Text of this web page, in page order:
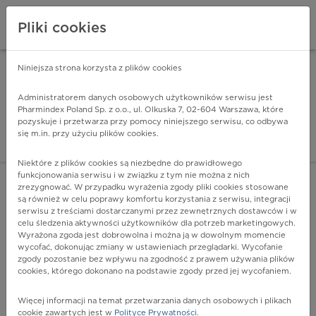
Pharmindex - lider
ZALOGUJ SIĘ
P28.4 - Inny bezdech u noworodka
Więcej na lekiicd10.pl
Pliki cookies
Niniejsza strona korzysta z plików cookies
Administratorem danych osobowych użytkowników serwisu jest
Pharmindex Poland Sp. z o.o., ul. Olkuska 7, 02-604 Warszawa, które
pozyskuje i przetwarza przy pomocy niniejszego serwisu, co odbywa
się m.in. przy użyciu plików cookies.
Niektóre z plików cookies są niezbędne do prawidłowego
funkcjonowania serwisu i w związku z tym nie można z nich
zrezygnować. W przypadku wyrażenia zgody pliki cookies stosowane
są również w celu poprawy komfortu korzystania z serwisu, integracji
serwisu z treściami dostarczanymi przez zewnętrznych dostawców i w
celu śledzenia aktywności użytkowników dla potrzeb marketingowych.
Wyrażona zgoda jest dobrowolna i można ją w dowolnym momencie
wycofać, dokonując zmiany w ustawieniach przeglądarki. Wycofanie
zgody pozostanie bez wpływu na zgodność z prawem używania plików
cookies, którego dokonano na podstawie zgody przed jej wycofaniem.
Więcej informacji na temat przetwarzania danych osobowych i plikach
cookie zawartych jest w Polityce Prywatności.
ZA DARMO - w Google Play INSTALUJ